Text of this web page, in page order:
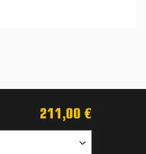
211,00 €